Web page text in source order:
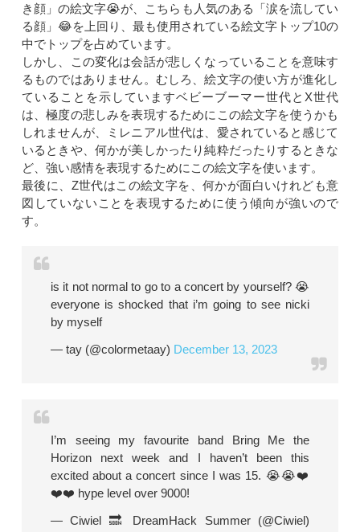
き顔」の絵文字😭が、こちらも人気のある「涙を流してい
る顔」😂を上回り、最も使用されている絵文字トップ10の
中でトップを占めています。
しかし、この変化は会話が悲しくなっていることを意味す
るものではありません。むしろ、絵文字の使い方が進化し
ていることを示していますベビーブーマー世代とX世代
は、極度の悲しみを表現するためにこの絵文字を使うかも
しれませんが、ミレニアル世代は、愛されていると感じて
いるときや、何かが美しかったり純粋だったりするときな
ど、強い感情を表現するためにこの絵文字を使います。
最後に、Z世代はこの絵文字を、何かが面白いけれども意
図していないことを表現するために使う傾向が強いので
す。
is it not normal to go to a concert by yourself? 😭
everyone is shocked that i’m going to see nicki
by myself
— tay (@colormetaay) December 13, 2023
I’m seeing my favourite band Bring Me the
Horizon next week and I haven’t been this
excited about a concert since I was 15. 😭😭❤️
❤️❤️ hype level over 9000!
— Ciwiel 🔜 DreamHack Summer (@Ciwiel)